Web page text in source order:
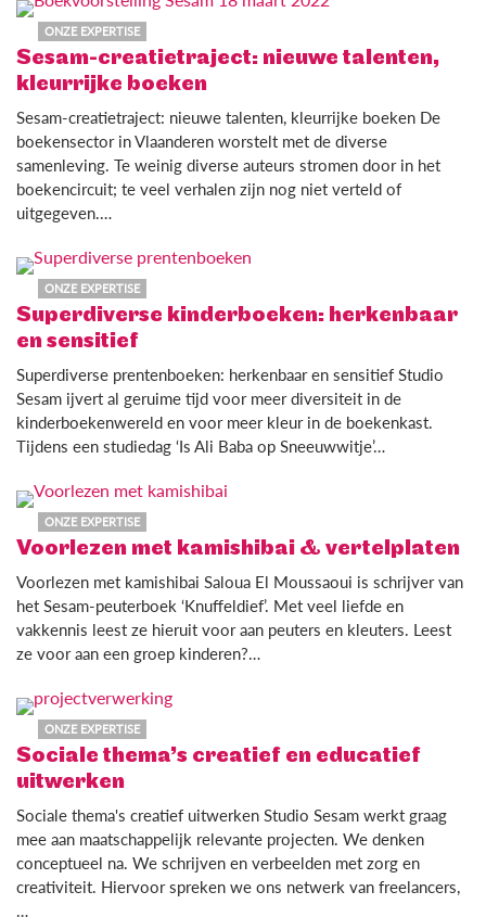
ONZE EXPERTISE
Sesam-creatietraject: nieuwe talenten,
kleurrijke boeken
Sesam-creatietraject: nieuwe talenten, kleurrijke boeken De
boekensector in Vlaanderen worstelt met de diverse
samenleving. Te weinig diverse auteurs stromen door in het
boekencircuit; te veel verhalen zijn nog niet verteld of
uitgegeven.…
ONZE EXPERTISE
Superdiverse kinderboeken: herkenbaar
en sensitief
Superdiverse prentenboeken: herkenbaar en sensitief Studio
Sesam ijvert al geruime tijd voor meer diversiteit in de
kinderboekenwereld en voor meer kleur in de boekenkast.
Tijdens een studiedag ‘Is Ali Baba op Sneeuwwitje’…
ONZE EXPERTISE
Voorlezen met kamishibai & vertelplaten
Voorlezen met kamishibai Saloua El Moussaoui is schrijver van
het Sesam-peuterboek ‘Knuffeldief’. Met veel liefde en
vakkennis leest ze hieruit voor aan peuters en kleuters. Leest
ze voor aan een groep kinderen?…
ONZE EXPERTISE
Sociale thema’s creatief en educatief
uitwerken
Sociale thema's creatief uitwerken Studio Sesam werkt graag
mee aan maatschappelijk relevante projecten. We denken
conceptueel na. We schrijven en verbeelden met zorg en
creativiteit. Hiervoor spreken we ons netwerk van freelancers,